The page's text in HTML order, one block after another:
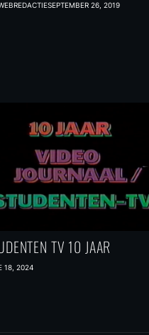
SEPTEMBER 26, 2019
TV 10 JAAR
18, 2024